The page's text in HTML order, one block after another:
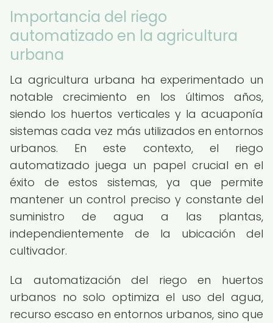
Importancia del riego
automatizado en la agricultura
urbana
La agricultura urbana ha experimentado un
notable crecimiento en los últimos años,
siendo los huertos verticales y la acuaponía
sistemas cada vez más utilizados en entornos
urbanos. En este contexto, el riego
automatizado juega un papel crucial en el
éxito de estos sistemas, ya que permite
mantener un control preciso y constante del
suministro de agua a las plantas,
independientemente de la ubicación del
cultivador.
La automatización del riego en huertos
urbanos no solo optimiza el uso del agua,
recurso escaso en entornos urbanos, sino que